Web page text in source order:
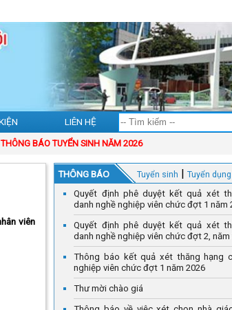
LIÊN HỆ
BÁO TUYỂN SINH NĂM 2026
viên
THÔNG BÁO Tuyển sinh
Tuyển dụng
Quyết định phê duyệt kết quả xét
danh nghề nghiệp viên chức đợt 1 năm
Quyết định phê duyệt kết quả xét
danh nghề nghiệp viên chức đợt 2, năm
Thông báo kết quả xét thăng hạng
nghiệp viên chức đợt 1 năm 2026
Thư mời chào giá